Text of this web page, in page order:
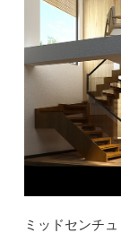
ミッドセンチ